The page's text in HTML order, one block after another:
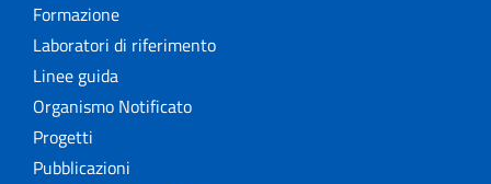
Formazione
Laboratori di riferimento
Linee guida
Organismo Notificato
Progetti
Pubblicazioni